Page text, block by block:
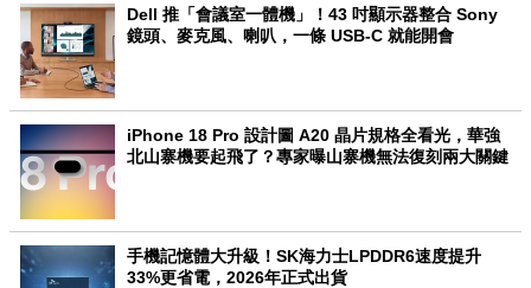
Dell 推「會議室一體機」！43 吋顯示器整合 Sony
鏡頭、麥克風、喇叭，一條 USB-C 就能開會
iPhone 18 Pro 設計圖 A20 晶片規格全看光，華強
北山寨機要起飛了？專家曝山寨機無法復刻兩大關鍵
手機記憶體大升級！SK海力士LPDDR6速度提升
33%更省電，2026年正式出貨